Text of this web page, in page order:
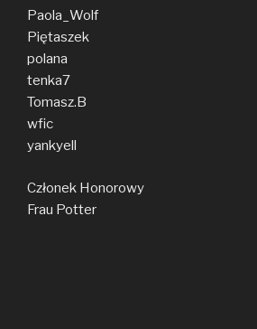
Paola_Wolf
Piętaszek
polana
tenka7
Tomasz.B
wfic
yankyell
Członek Honorowy
Frau Potter